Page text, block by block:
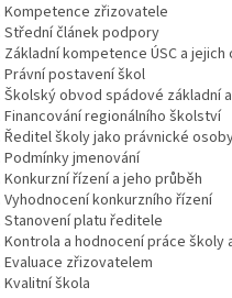
Kompetence zřizovatele
Střední článek podpory
Základní kompetence ÚSC a
Právní postavení škol
Školský obvod spádové základní
Financování regionálního školství
Ředitel školy jako právnické
Podmínky jmenování
Konkurzní řízení a jeho průběh
Vyhodnocení konkurzního řízení
Stanovení platu ředitele
Kontrola a hodnocení práce školy
Evaluace zřizovatelem
Kvalitní škola